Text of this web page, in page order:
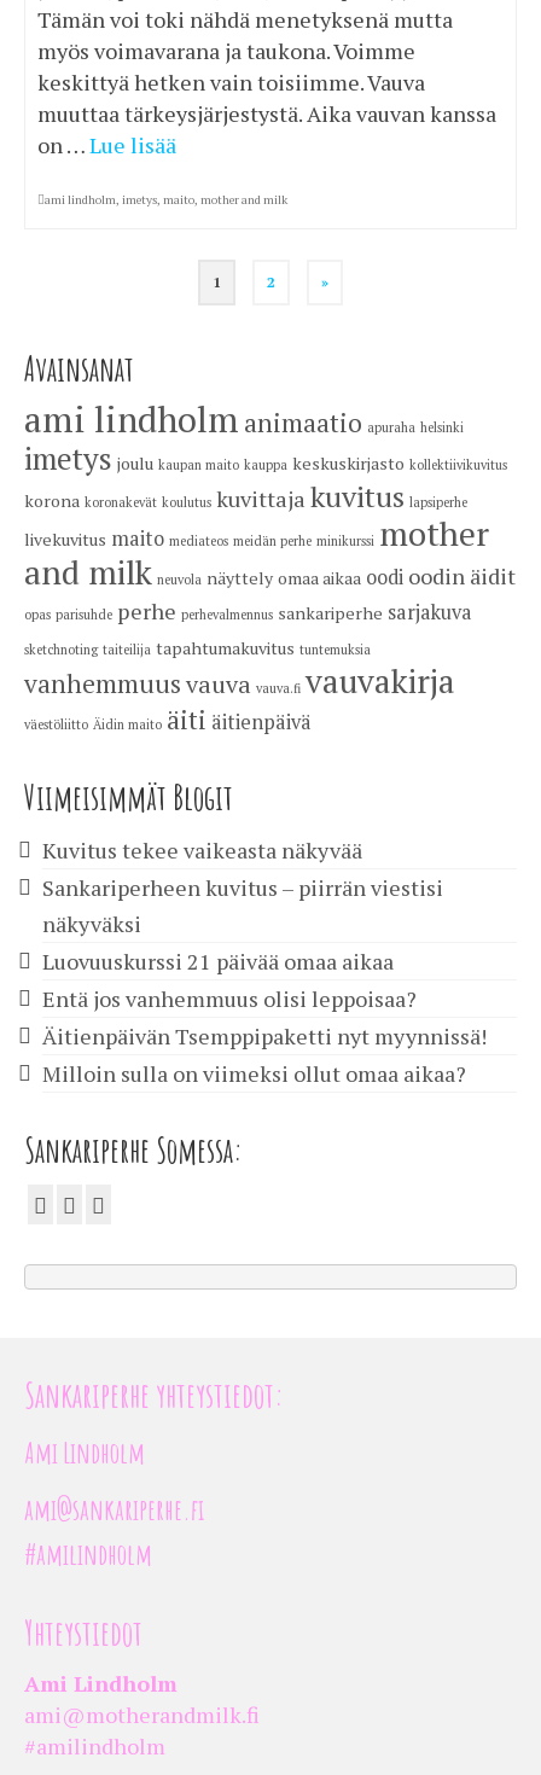
Tämän voi toki nähdä menetyksenä mutta
myös voimavarana ja taukona. Voimme
keskittyä hetken vain toisiimme. Vauva
muuttaa tärkeysjärjestystä. Aika vauvan kanssa
on …Lue lisää
ami lindholm, imetys, maito, mother and milk
1 2 »
Avainsanat
ami lindholm animaatio apuraha helsinki
imetys joulu kaupan maito kauppa keskuskirjasto kollektiivikuvitus
korona koronakevät koulutus kuvittaja kuvitus lapsiperhe
livekuvitus maito mediateos meidän perhe minikurssi mother
and milk neuvola näyttely omaa aikaa oodi oodin äidit
opas parisuhde perhe perhevalmennus sankariperhe sarjakuva
sketchnoting taiteilija tapahtumakuvitus tuntemuksia
vanhemmuusvauva vauva.fi vauvakirja
väestöliitto Äidin maito äiti äitienpäivä
Viimeisimmät Blogit
Kuvitus tekee vaikeasta näkyvää
Sankariperheen kuvitus – piirrän viestisi
näkyväksi
Luovuuskurssi 21 päivää omaa aikaa
Entä jos vanhemmuus olisi leppoisaa?
Äitienpäivän Tsemppipaketti nyt myynnissä!
Milloin sulla on viimeksi ollut omaa aikaa?
Sankariperhe Somessa:
Sankariperhe yhteystiedot:
Ami Lindholm
ami@sankariperhe.fi
#amilindholm
Yhteystiedot
Ami Lindholm
ami@motherandmilk.fi
#amilindholm